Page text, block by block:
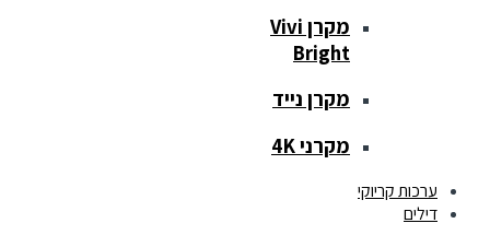
מקרן Vivi
Bright
מקרן נייד
מקרני 4K
ערכות קריוקי
דילים